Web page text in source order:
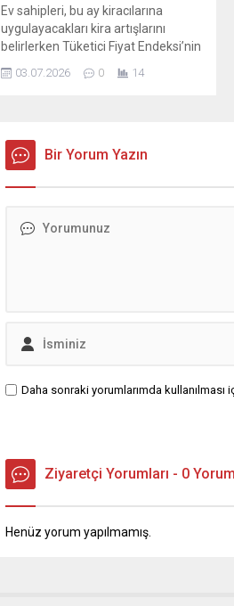
Ev sahipleri, bu ay kiracılarına
uygulayacakları kira artışlarını
belirlerken Tüketici Fiyat Endeksi’nin
alabiliyor. 2026 Haziran verilerine
%32,03 artış gösterdi.
Hesaplamalarda kullanılan oran
%32,03 olduğunda, farklı kira...
03.07.2026 0 14
Bir Yorum Yazın
Daha sonraki yorumlarımda
Ziyaretçi Yorumları - 0 Yorum
Henüz yorum yapılmamış.